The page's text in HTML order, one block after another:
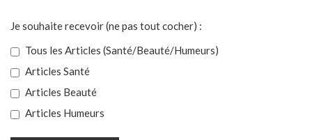
Je souhaite recevoir (ne pas tout cocher) :
Tous les Articles (Santé/Beauté/Humeurs)
Articles Santé
Articles Beauté
Articles Humeurs